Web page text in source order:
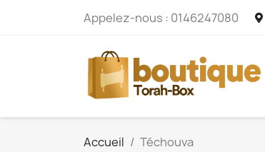
Appelez-nous : 0146247080
Accueil Téchouva